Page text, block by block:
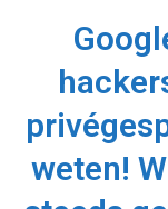
weten!